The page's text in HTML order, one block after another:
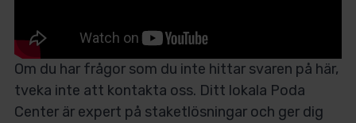
Om du har frågor som du inte hittar svaren på här,
tveka inte att kontakta oss. Ditt lokala Poda
Center är expert på staketlösningar och ger dig